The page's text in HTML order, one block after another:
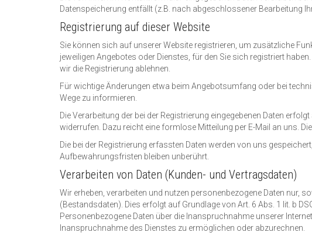
Datenspeicherung entfällt (z.B. nach abgeschlossener Bearbeitung
Registrierung auf dieser Website
Sie können sich auf unserer Website registrieren, um zusätzliche
jeweiligen Angebotes oder Dienstes, für den Sie sich registriert
wir die Registrierung ablehnen.
Für wichtige Änderungen etwa beim Angebotsumfang oder bei
Wege zu informieren.
Die Verarbeitung der bei der Registrierung eingegebenen Daten
widerrufen. Dazu reicht eine formlose Mitteilung per E-Mail an uns.
Die bei der Registrierung erfassten Daten werden von uns
Aufbewahrungsfristen bleiben unberührt.
Verarbeiten von Daten (Kunden- und Vertragsdaten)
Wir erheben, verarbeiten und nutzen personenbezogene Daten nur,
(Bestandsdaten). Dies erfolgt auf Grundlage von Art. 6 Abs. 1 lit. b
Personenbezogene Daten über die Inanspruchnahme unserer
Inanspruchnahme des Dienstes zu ermöglichen oder abzurechnen.